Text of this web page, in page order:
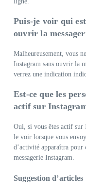
Puis-je voir qui
ouvrir la
Malheureusement, vous
Instagram sans ouvrir la
verrez une indication
Est-ce que les
actif sur
Oui, si vous êtes actif sur
le voir lorsque vous
d’activité apparaîtra pour
messagerie Instagram.
Suggestion d’articles